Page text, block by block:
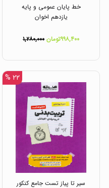
خط پایان عمومی و پایه
یازدهم اخوان
۹۹۸,۴۰۰تومان ۱,۲۸۰,۰۰۰
۲۲ %
سیر تا پیاز تست جامع کنکور